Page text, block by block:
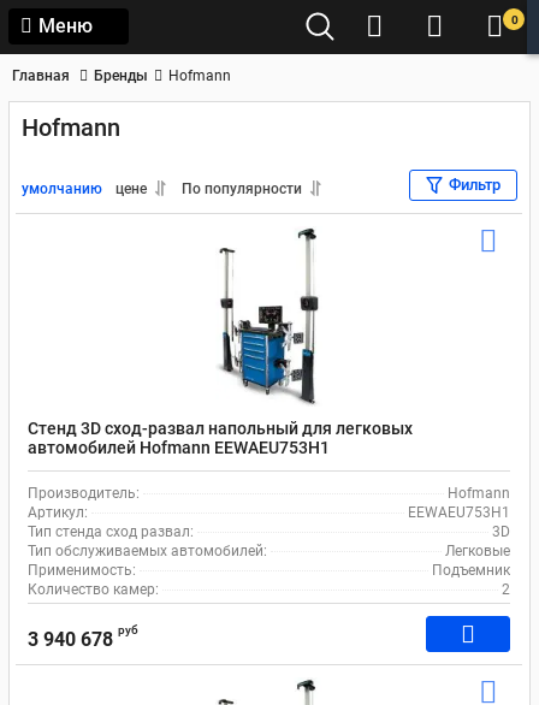
Меню 0
Главная Бренды Hofmann
Hofmann
умолчанию цене По популярности Фильтр
Стенд 3D сход-развал напольный для легковых
автомобилей Hofmann EEWAEU753H1
Производитель:
Hofmann
Артикул:
EEWAEU753H1
Тип стенда сход развал:
3D
Тип обслуживаемых автомобилей:
Легковые
Применимость:
Подъемник
Количество камер:
2
3 940 678 руб